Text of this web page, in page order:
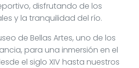
disfrutando de los
y la tranquilidad del río.
de Bellas Artes, uno de los
para una inmersión en el
el siglo XIV hasta nuestros